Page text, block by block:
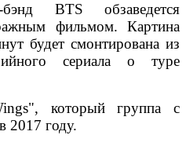
BTS обзаведется
фильмом. Картина
будет смонтирована из
сериала о туре
который группа с
2017 году.